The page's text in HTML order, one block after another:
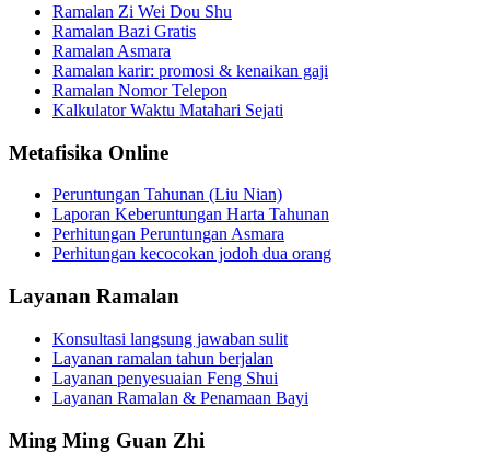
Ramalan Zi Wei Dou Shu
Ramalan Bazi Gratis
Ramalan Asmara
Ramalan karir: promosi & kenaikan gaji
Ramalan Nomor Telepon
Kalkulator Waktu Matahari Sejati
Metafisika Online
Peruntungan Tahunan (Liu Nian)
Laporan Keberuntungan Harta Tahunan
Perhitungan Peruntungan Asmara
Perhitungan kecocokan jodoh dua orang
Layanan Ramalan
Konsultasi langsung jawaban sulit
Layanan ramalan tahun berjalan
Layanan penyesuaian Feng Shui
Layanan Ramalan & Penamaan Bayi
Ming Ming Guan Zhi